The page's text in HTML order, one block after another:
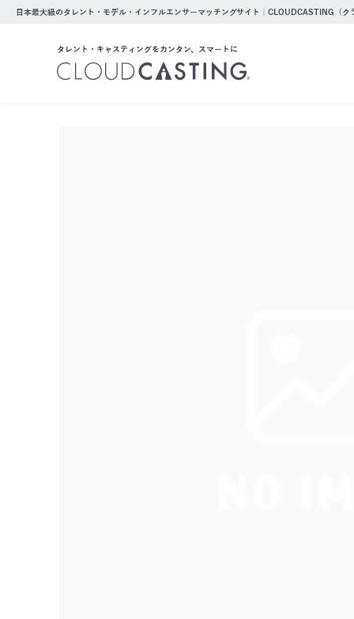
日本最大級のタレント・モデル・インフルエンサーマッチングサイト｜CLOUDCASTING（ク
タレント・キャスティングをカンタン、スマートに